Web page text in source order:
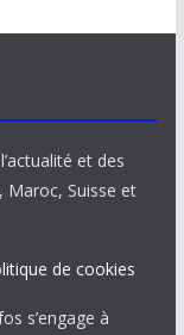
et des
Maroc, Suisse et
de cookies
s’engage à